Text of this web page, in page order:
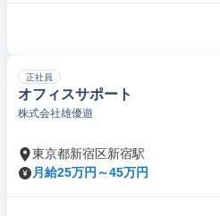
正社員
オフィスサポート
株式会社雄優遊
東京都新宿区新宿駅
月給25万円～45万円